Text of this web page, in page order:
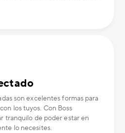
son excelentes formas para
los tuyos. Con Boss
tranquilo de poder estar en
lo necesites.